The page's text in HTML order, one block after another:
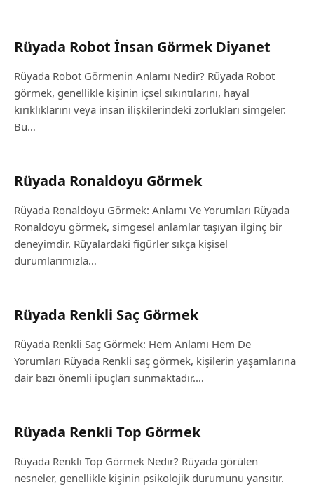
Rüyada Robot İnsan Görmek Diyanet
Rüyada Robot Görmenin Anlamı Nedir? Rüyada Robot
görmek, genellikle kişinin içsel sıkıntılarını, hayal
kırıklıklarını veya insan ilişkilerindeki zorlukları simgeler.
Bu…
Rüyada Ronaldoyu Görmek
Rüyada Ronaldoyu Görmek: Anlamı Ve Yorumları Rüyada
Ronaldoyu görmek, simgesel anlamlar taşıyan ilginç bir
deneyimdir. Rüyalardaki figürler sıkça kişisel
durumlarımızla…
Rüyada Renkli Saç Görmek
Rüyada Renkli Saç Görmek: Hem Anlamı Hem De
Yorumları Rüyada Renkli saç görmek, kişilerin yaşamlarına
dair bazı önemli ipuçları sunmaktadır.…
Rüyada Renkli Top Görmek
Rüyada Renkli Top Görmek Nedir? Rüyada görülen
nesneler, genellikle kişinin psikolojik durumunu yansıtır.